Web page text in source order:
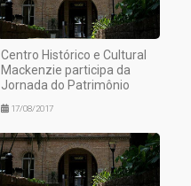
Centro Histórico e Cultural
Mackenzie participa da
Jornada do Patrimônio
17/08/2017